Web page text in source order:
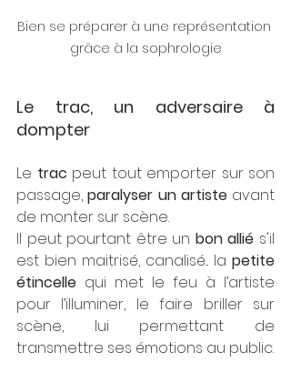
Bien se préparer à une représentation
grâce à la sophrologie
Le trac, un adversaire à
dompter
Le trac peut tout emporter sur son
passage, paralyser un artiste avant
de monter sur scène.
Il peut pourtant être un bon allié s'il
est bien maitrisé, canalisé... la petite
étincelle qui met le feu à l’artiste
pour l’illuminer, le faire briller sur
scène, lui permettant de
transmettre ses émotions au public.